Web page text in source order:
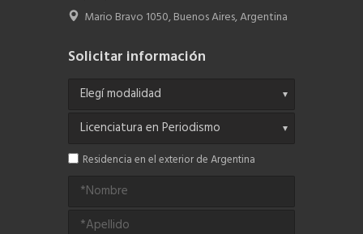
Mario Bravo 1050, Buenos Aires, Argentina
Solicitar información
Residencia en el exterior de Argentina